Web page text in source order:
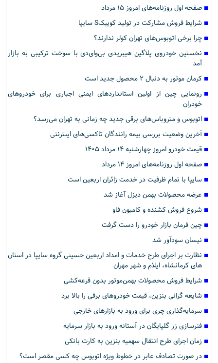
صفحه اول روزنامه‌های امروز ۱۵ مرداد
شرایط فروش مشارکت در تولید کوییکS سایپا
چرا برخی اتوبوس‌های تهران کولر ندارند؟
نخستین خودروی پلاگین هیبریدی بی‌وای‌دی با سوخت ترکیبی به بازار
آمد
کرمان موتور به دنبال ۲ محصول جدید است
رونمایی چین از اولین استانداردهای ایمنی اجباری برای خودروهای
خودران
اتوبوس و متروباس‌های برقی جدید چه زمانی به تهران می‌رسد؟
آخرین وضعیت بررسی بیمه رانندگان تاکسی‌های اینترنتی
قیمت خودرو امروز چهارشنبه ۱۴ مرداد ۱۴۰۵
صفحه اول روزنامه‌های امروز ۱۴ مرداد
سایپا با تمام ظرفیت در خدمت زائران اربعین است
عرضه محصولات بهمن دیزل آغاز شد
شروع فروش کشنده و کامیون فاو
چین فرمان بازار خودرو را دست گرفت
نیسان سودآور شد
نظارت بر اجرای طرح خدمات و امداد اربعین حسینی گروه سایپا در استان
های کرمانشاه، ایلام و شهر مهران
شرایط فروش محصولات بهمن‌موتور بدون قرعه‌کشی
شایعه گرانی بنزین، قیمت خودروهای برقی را بالا برد
سرمایه‌گذاری چری برای ورود به بازارهای خارجی
فنرسازی زر گلپایگان در آستانه ورود به بازار سرمایه
زمان اجرای طرح انتقال سهمیه بنزین به کارت بانکی
در صورت تصادف عابر در خطوط ویژه اتوبوس چه کسی مقصر است؟